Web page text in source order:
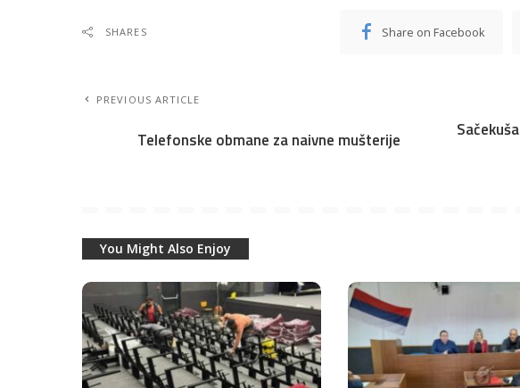
SHARES Share on Facebook
PREVIOUS ARTICLE
Telefonske obmane za naivne mušterije
You Might Also Enjoy